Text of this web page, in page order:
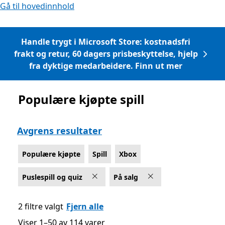
Gå til hovedinnhold
Handle trygt i Microsoft Store: kostnadsfri
frakt og retur, 60 dagers prisbeskyttelse, hjelp
fra dyktige medarbeidere. Finn ut mer
Liste Microsoft.com
Populære kjøpte spill
Avgrens resultater
Populære kjøpte Spill Xbox
Puslespill og quiz På salg
2 filtre valgt Fjern alle
Viser 1–50 av 114 varer
Viser 1–50 av 114 varer